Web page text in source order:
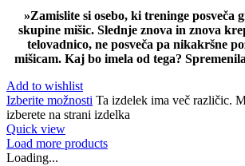
»Zamislite si osebo, ki treninge posveča
skupine mišic. Slednje znova in znova
telovadnico, ne posveča pa nikakršne
mišicam. Kaj bo imela od tega?
Add to wishlist
Izberite možnosti Ta izdelek ima več različic.
izberete na strani izdelka
Quick view
Load more products
Loading...